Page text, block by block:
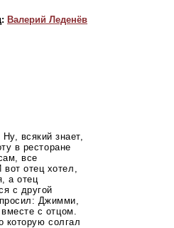
Валерий Леденёв
всякий знает,
в ресторане
все
отец хотел,
а отец
с другой
Джимми,
с отцом.
которую солгал